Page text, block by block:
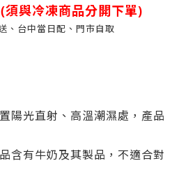
須與冷凍商品分開下單)
、台中當日配、門市自取
陽光直射、高溫潮濕處，產品
含有牛奶及其製品，不適合對